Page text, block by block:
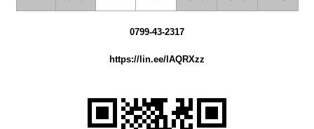
0799-43-2317
https://lin.ee/lAQRXzz